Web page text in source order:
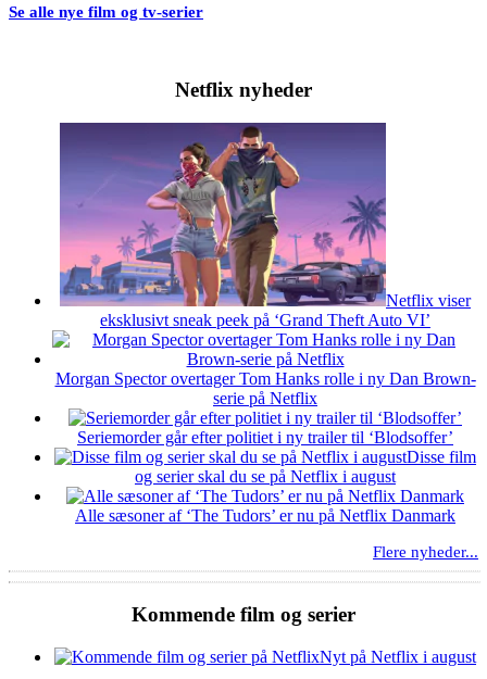
Se alle nye film og tv-serier
Netflix nyheder
Netflix viser
eksklusivt sneak peek på ‘Grand Theft Auto VI’
Morgan Spector overtager Tom Hanks rolle i ny Dan Brown-
serie på Netflix
Seriemorder går efter politiet i ny trailer til ‘Blodsoffer’
Disse film
og serier skal du se på Netflix i august
Alle sæsoner af ‘The Tudors’ er nu på Netflix Danmark
Flere nyheder...
Kommende film og serier
Nyt på Netflix i august